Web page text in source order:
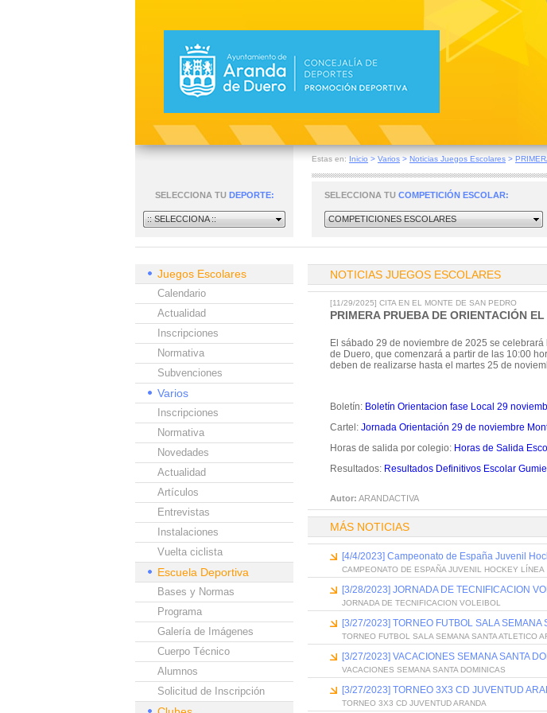
Estas en: Inicio > Varios > Noticias Juegos Escolares >
SELECCIONA TU DEPORTE:
:: SELECCIONA ::
SELECCIONA TU COMPETICIÓN ESCOLAR:
COMPETICIONES ESCOLARES
Juegos Escolares
Calendario
Actualidad
Inscripciones
Normativa
Subvenciones
Varios
Inscripciones
Normativa
Novedades
Actualidad
Artículos
Entrevistas
Instalaciones
Vuelta ciclista
Escuela Deportiva
Bases y Normas
Programa
Galería de Imágenes
Cuerpo Técnico
Alumnos
Solicitud de Inscripción
NOTICIAS JUEGOS ESCOLARES
[11/29/2025] CITA EN EL MONTE DE SAN PEDRO
PRIMERA PRUEBA DE ORIENTACIÓN
El sábado 29 de noviembre de 2025 se
de Duero, que comenzará a partir de las 10:00
deben de realizarse hasta el martes 25 de
Boletín: Boletín Orientacion fase Local 29
Cartel: Jornada Orientación 29 de noviembre
Horas de salida por colegio: Horas de Salida
Resultados: Resultados Definitivos Escolar
Autor: ARANDACTIVA
MÁS NOTICIAS
[4/4/2023] Campeonato de España Juvenil
CAMPEONATO DE ESPAÑA JUVENIL HOCKEY LÍNEA
[3/28/2023] JORNADA DE TECNIFICACION
JORNADA DE TECNIFICACION VOLEIBOL
[3/27/2023] TORNEO FUTBOL SALA SEMANA
TORNEO FUTBOL SALA SEMANA SANTA ATLETICO
[3/27/2023] VACACIONES SEMANA SANTA
VACACIONES SEMANA SANTA DOMINICAS
[3/27/2023] TORNEO 3X3 CD JUVENTUD
TORNEO 3X3 CD JUVENTUD ARANDA